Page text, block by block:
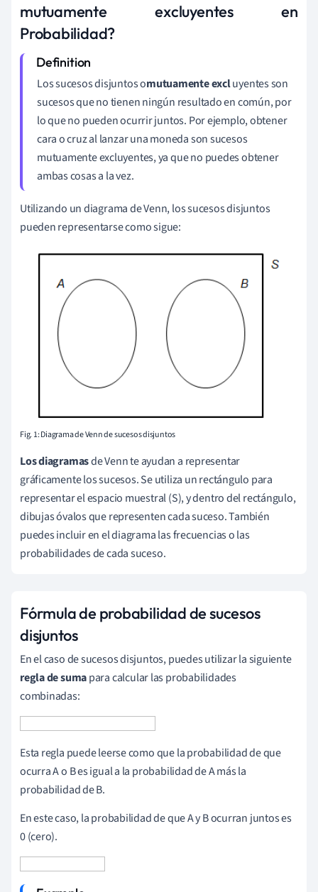
mutuamente excluyentes en
Probabilidad?
Los sucesos disjuntos omutuamente excluyentes son
sucesos que no tienen ningún resultado en común, por
lo que no pueden ocurrir juntos. Por ejemplo, obtener
cara o cruz al lanzar una moneda son sucesos
mutuamente excluyentes, ya que no puedes obtener
ambas cosas a la vez.
Utilizando un diagrama de Venn, los sucesos disjuntos
pueden representarse como sigue:
Fig. 1: Diagrama de Venn de sucesos disjuntos
Los diagramasde Venn te ayudan a representar
gráficamente los sucesos. Se utiliza un rectángulo para
representar el espacio muestral (S), y dentro del rectángulo,
dibujas óvalos que representen cada suceso. También
puedes incluir en el diagrama las frecuencias o las
probabilidades de cada suceso.
Fórmula de probabilidad de sucesos
disjuntos
En el caso de sucesos disjuntos, puedes utilizar la siguiente
regla de sumapara calcular las probabilidades
combinadas:
Esta regla puede leerse como que la probabilidad de que
ocurra A o B es igual a la probabilidad de A más la
probabilidad de B.
En este caso, la probabilidad de que A y B ocurran juntos es
0 (cero).